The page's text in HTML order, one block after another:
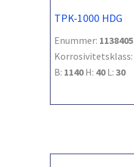
TPK-1000 HDG
Enummer: 1138405
Korrosivitetsklass:
B: 1140H: 40L: 30